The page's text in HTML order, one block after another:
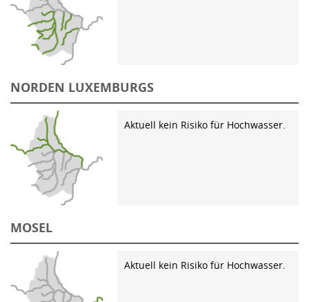
NORDEN LUXEMBURGS
Aktuell kein Risiko für Hochwasser.
MOSEL
Aktuell kein Risiko für Hochwasser.